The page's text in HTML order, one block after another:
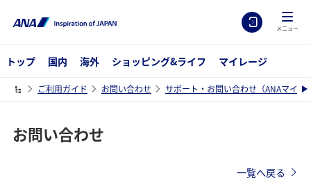
メニュー
トップ 国内 海外 ショッピング&ライフ マイレージ
ご利用ガイド お問い合わせ サポート・お問い合わせ（ANAマイレ
お問い合わせ
一覧へ戻る